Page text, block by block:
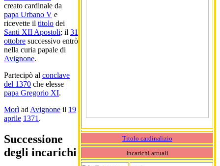
Titolo cardinalizio
Incarichi attuali
creato cardinale da
papa Urbano V e
ricevette il titolo dei
Santi XII Apostoli; il 31
ottobre successivo entrò
nella curia papale di
Avignone.
Partecipò al conclave
del 1370 che elesse
papa Gregorio XI.
Morì adAvignone il 19
aprile 1371.
Successione
degli incarichi